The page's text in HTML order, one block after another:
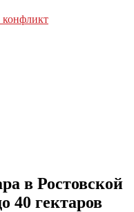
конфликт
в Ростовской
40 гектаров